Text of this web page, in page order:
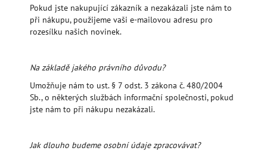
Pokud jste nakupující zákazník a nezakázali jste nám to
při nákupu, použijeme vaši e-mailovou adresu pro
rozesílku našich novinek.
Na základě jakého právního důvodu?
Umožňuje nám to ust. § 7 odst. 3 zákona č. 480/2004
Sb., o některých službách informační společnosti, pokud
jste nám to při nákupu nezakázali.
Jak dlouho budeme osobní údaje zpracovávat?